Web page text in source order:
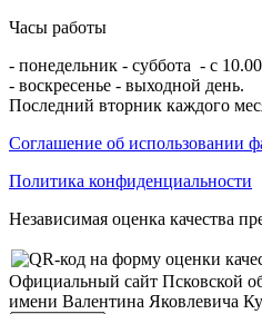
Часы работы
- понедельник - суббота - с
- воскресенье - выходной день.
Последний вторник каждого
Соглашение об использовании
Политика конфиденциальности
Независимая оценка качества
Официальный сайт Псковской
имени Валентина Яковлевича